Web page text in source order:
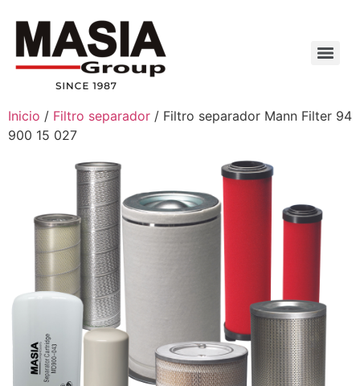
Inicio / Filtro separador / Filtro separador Mann Filter 94
900 15 027